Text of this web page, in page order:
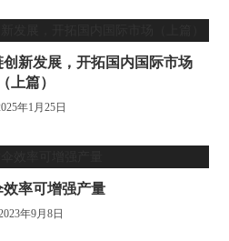
新发展，开拓国内国际市场
（上篇）
年1月25日
效率可增强产量
年9月8日